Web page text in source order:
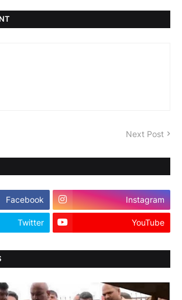
Next Post
Facebook Instagram
Twitter YouTube